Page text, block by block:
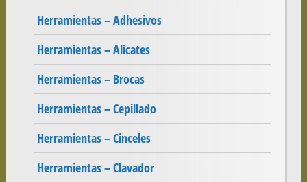
Herramientas – Adhesivos
Herramientas – Alicates
Herramientas – Brocas
Herramientas – Cepillado
Herramientas – Cinceles
Herramientas – Clavador